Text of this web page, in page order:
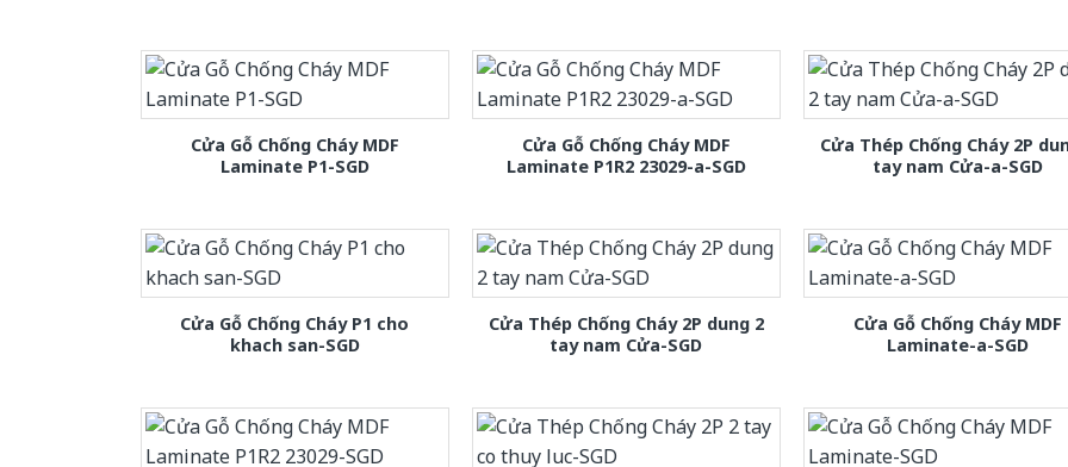
Cửa Gỗ Chống Cháy MDF
Laminate P1-SGD
Cửa Gỗ Chống Cháy MDF
Laminate P1R2 23029-a-SGD
Cửa Thép Chống Cháy 2P
tay nam Cửa-a-SGD
Cửa Gỗ Chống Cháy P1 cho
khach san-SGD
Cửa Thép Chống Cháy 2P dung 2
tay nam Cửa-SGD
Cửa Gỗ Chống Cháy MDF
Laminate-a-SGD